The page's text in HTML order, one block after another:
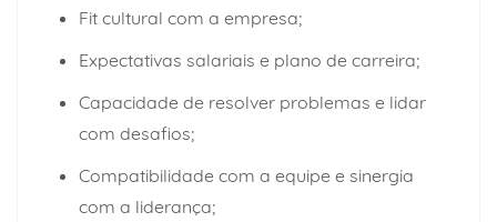
Fit cultural com a empresa;
Expectativas salariais e plano de carreira;
Capacidade de resolver problemas e lidar
com desafios;
Compatibilidade com a equipe e sinergia
com a liderança;